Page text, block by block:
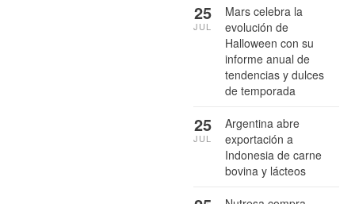
Mars celebra la
evolución de
Halloween con su
informe anual de
tendencias y dulces
de temporada
25
JUL
Argentina abre
exportación a
Indonesia de carne
bovina y lácteos
25
JUL